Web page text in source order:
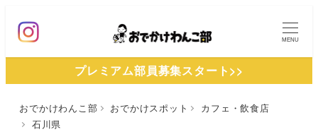
ン
MENU
プレミアム部員募集スタート>>
おでかけわんこ部 おでかけスポット
カフェ・飲食店
石川県